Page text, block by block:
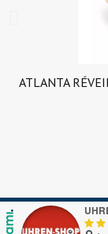
ATLANTA